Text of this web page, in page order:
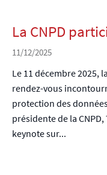
La CNPD
11/12/2025
Le 11 décembre 2025,
rendez-vous
protection des
présidente de la
keynote sur...